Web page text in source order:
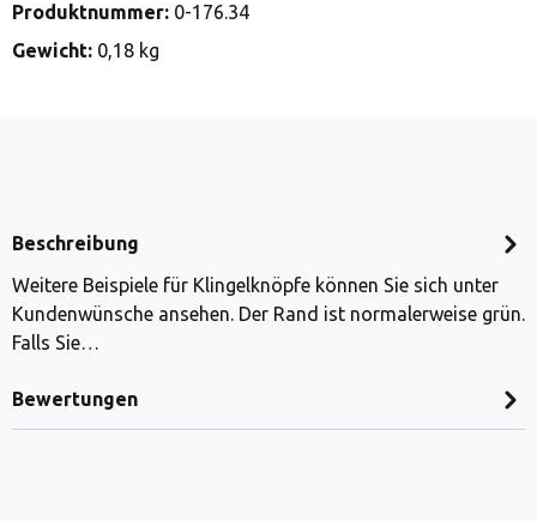
Produktnummer: 0-176.34
Gewicht: 0,18 kg
Beschreibung
Weitere Beispiele für Klingelknöpfe können Sie sich unter
Kundenwünsche ansehen. Der Rand ist normalerweise grün.
Falls Sie…
Bewertungen